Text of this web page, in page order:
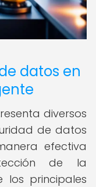
datos en
diversos
de datos
efectiva
de la
los principales